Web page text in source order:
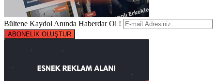
Bültene Kaydol Anında Haberdar Ol !
ABONELİK OLUŞTUR